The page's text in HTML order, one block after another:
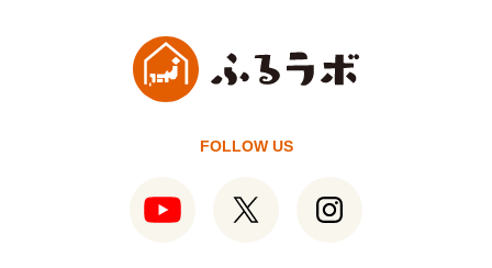
FOLLOW US